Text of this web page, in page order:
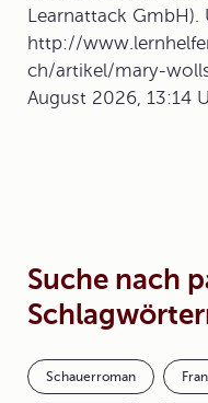
Learnattack GmbH).
http://
ch/artikel/mary-
August 2026, 13:14
Suche nach
Schauerroman